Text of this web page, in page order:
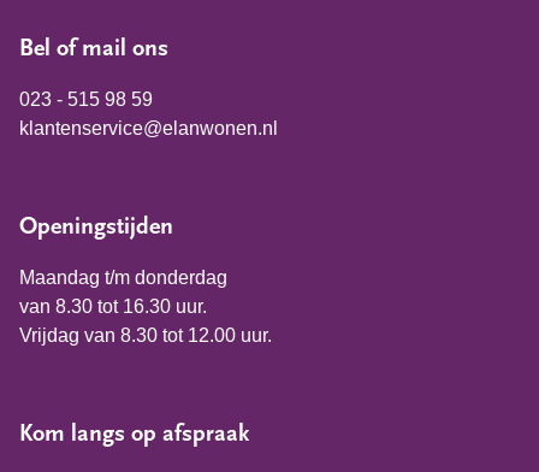
Bel of mail ons
023 - 515 98 59
klantenservice@elanwonen.nl
Openingstijden
Maandag t/m donderdag
van 8.30 tot 16.30 uur.
Vrijdag van 8.30 tot 12.00 uur.
Kom langs op afspraak